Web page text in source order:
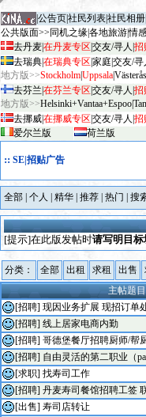
公告页社民列表社民相册
公共版面>> 同机之缘各地旅游情
去丹麦在丹麦专区 交友/寻人 招
去瑞典在瑞典专区 家庭 交友/寻
地方版>>StockholmUppsalaVästerås
去芬兰 在芬兰专区 交友/寻人 招
地方版>>Helsinki+Vantaa+Espoo
去挪威在挪威专区 交友/寻人 招
爱尔兰版
荷兰版
:: SE|招贴广告
全部 个人 精华 推荐 热门 搜
[提示]在此版发帖时请写明目标
分类： 全部 出租 求租 出售
主帖题目
[招聘] 现因业务扩展 现招订单
[招聘] 线上居家电商内勤
[招聘] 哥德堡餐厅招聘厨师/帮
[招聘] 自由灵活的第二职业（
[求职] 找寿司工作
[招聘] 丹麦寿司餐馆招聘工签
[出售] 寿司店转让